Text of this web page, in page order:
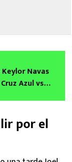
Navas
Azul vs
por el